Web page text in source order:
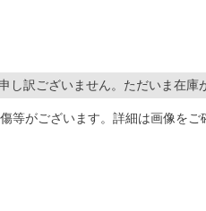
し訳ございません。ただいま在庫
等がございます。詳細は画像をご